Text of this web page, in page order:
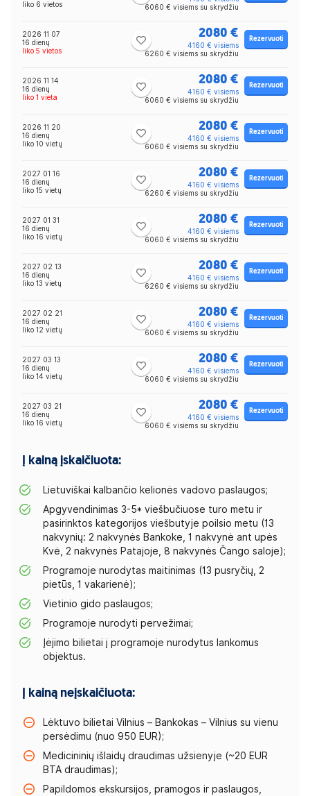
liko 6 vietos
6060 € visiems su skrydžiu
2026 11 07
16 dienų
liko 5 vietos
2080 €
4160 € visiems
6260 € visiems su skrydžiu
Rezervuoti
2026 11 14
16 dienų
liko 1 vieta
2080 €
4160 € visiems
6060 € visiems su skrydžiu
Rezervuoti
2026 11 20
16 dienų
liko 10 vietų
2080 €
4160 € visiems
6060 € visiems su skrydžiu
Rezervuoti
2027 01 16
16 dienų
liko 15 vietų
2080 €
4160 € visiems
6260 € visiems su skrydžiu
Rezervuoti
2027 01 31
16 dienų
liko 16 vietų
2080 €
4160 € visiems
6060 € visiems su skrydžiu
Rezervuoti
2027 02 13
16 dienų
liko 13 vietų
2080 €
4160 € visiems
6260 € visiems su skrydžiu
Rezervuoti
2027 02 21
16 dienų
liko 12 vietų
2080 €
4160 € visiems
6060 € visiems su skrydžiu
Rezervuoti
2027 03 13
16 dienų
liko 14 vietų
2080 €
4160 € visiems
6060 € visiems su skrydžiu
Rezervuoti
2027 03 21
16 dienų
liko 16 vietų
2080 €
4160 € visiems
6060 € visiems su skrydžiu
Rezervuoti
Į kainą įskaičiuota:
Lietuviškai kalbančio kelionės vadovo paslaugos;
Apgyvendinimas 3-5* viešbučiuose turo metu ir
pasirinktos kategorijos viešbutyje poilsio metu (13
nakvynių: 2 nakvynės Bankoke, 1 nakvynė ant upės
Kvė, 2 nakvynės Patajoje, 8 nakvynės Čango saloje);
Programoje nurodytas maitinimas (13 pusryčių, 2
pietūs, 1 vakarienė);
Vietinio gido paslaugos;
Programoje nurodyti pervežimai;
Įėjimo bilietai į programoje nurodytus lankomus
objektus.
Į kainą neįskaičiuota:
Lėktuvo bilietai Vilnius – Bankokas – Vilnius su vienu
persėdimu (nuo 950 EUR);
Medicininių išlaidų draudimas užsienyje (~20 EUR
BTA draudimas);
Papildomos ekskursijos, pramogos ir paslaugos,